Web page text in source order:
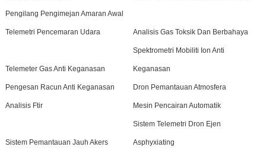
Pengilang Pengimejan Amaran Awal
Telemetri Pencemaran Udara Analisis Gas Toksik Dan Berbahaya
Telemeter Gas Anti Keganasan
Spektrometri Mobiliti Ion Anti
Keganasan
Pengesan Racun Anti Keganasan Dron Pemantauan Atmosfera
Analisis Ftir Mesin Pencairan Automatik
Sistem Pemantauan Jauh Akers
Sistem Telemetri Dron Ejen
Asphyxiating